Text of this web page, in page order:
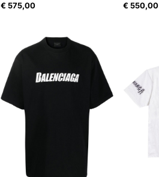
€ 575,00
€ 550,00